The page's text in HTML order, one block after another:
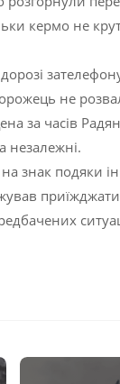
кермо не
не
за часів
незалежні.
знак подяки